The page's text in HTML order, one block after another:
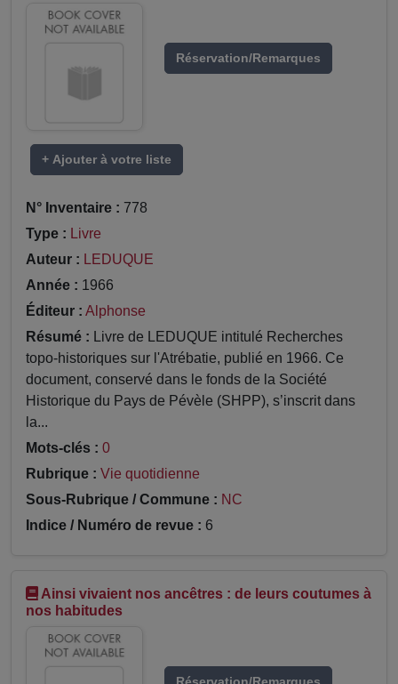
Réservation/Remarques
+ Ajouter à votre liste
N° Inventaire : 778
Type : Livre
Auteur : LEDUQUE
Année : 1966
Éditeur : Alphonse
Résumé : Livre de LEDUQUE intitulé Recherches
topo-historiques sur l'Atrébatie, publié en 1966. Ce
document, conservé dans le fonds de la Société
Historique du Pays de Pévèle (SHPP), s’inscrit dans
la...
Mots-clés : 0
Rubrique : Vie quotidienne
Sous-Rubrique / Commune : NC
Indice / Numéro de revue : 6
Ainsi vivaient nos ancêtres : de leurs coutumes à
nos habitudes
Réservation/Remarques